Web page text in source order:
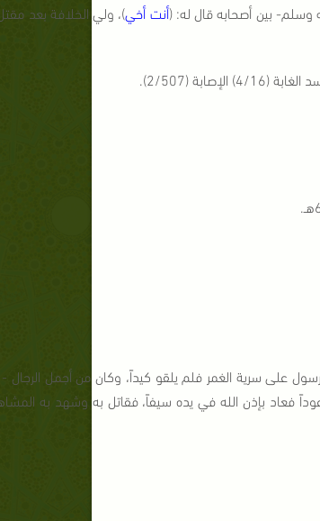
وسلم- بين أصحابه قال له: (أنت أخي
على سرية الغمر فلم يلقو كيداً، وكان من أجمل
فعاد بإذن الله في يده سيفاً، فقاتل به وشهد به